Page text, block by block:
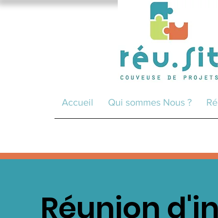
Accueil Qui sommes Nous ?
Réunion